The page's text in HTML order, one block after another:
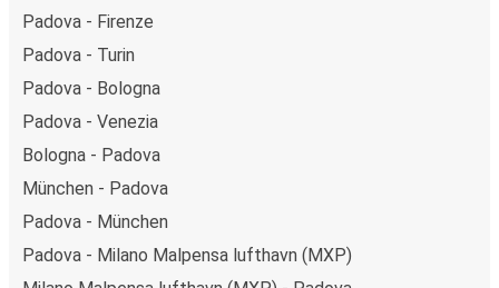
Padova - Firenze
Padova - Turin
Padova - Bologna
Padova - Venezia
Bologna - Padova
München - Padova
Padova - München
Padova - Milano Malpensa lufthavn (MXP)